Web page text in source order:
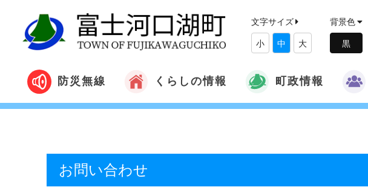
文字サイズ
小 中 大
背景色
防災無線 くらしの情報 町政情報
お問い合わせ